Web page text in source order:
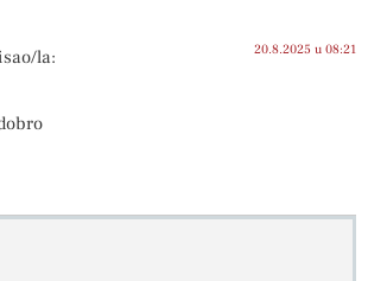
la: 20.8.2025 u 08:21